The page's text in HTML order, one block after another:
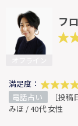
フ
満足度：
電話占い
［投
みほ / 40代 女性